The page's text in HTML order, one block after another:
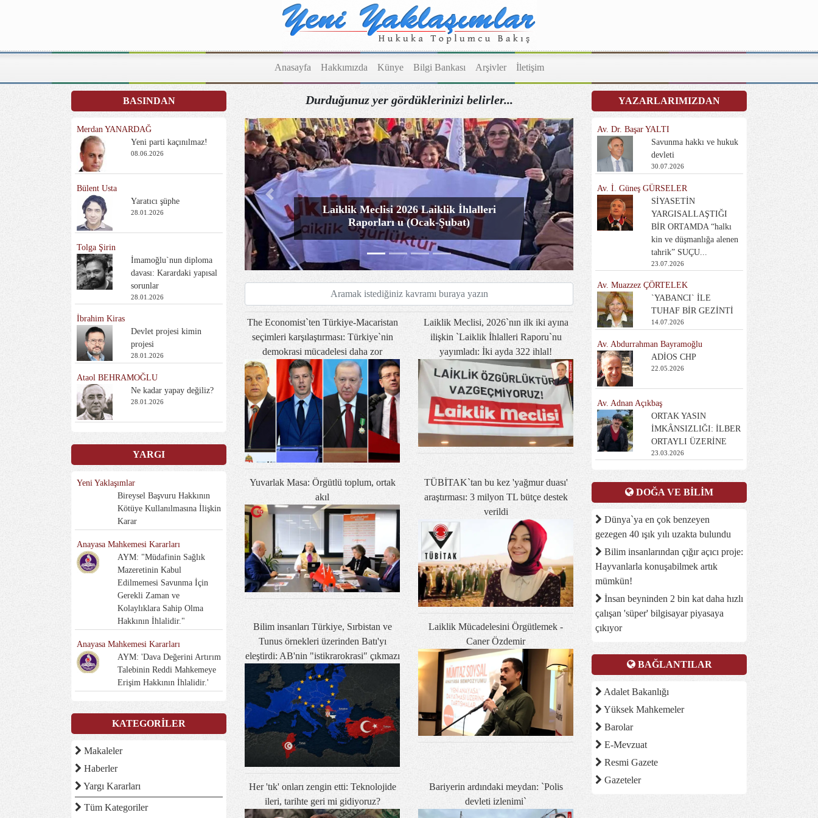
Anasayfa Hakkımızda Künye Bilgi Bankası Arşivler İletişim
BASINDAN
Merdan YANARDAĞ
Yeni parti kaçınılmaz!
08.06.2026
Bülent Usta
Yaratıcı şüphe
28.01.2026
Tolga Şirin
İmamoğlu`nun diploma
davası: Karardaki yapısal
sorunlar
28.01.2026
İbrahim Kiras
Devlet projesi kimin
projesi
28.01.2026
Ataol BEHRAMOĞLU
Ne kadar yapay değiliz?
28.01.2026
YARGI
Yeni Yaklaşımlar
Bireysel Başvuru Hakkının
Kötüye Kullanılmasına İlişkin
Karar
Anayasa Mahkemesi Kararları
AYM: "Müdafinin Sağlık
Mazeretinin Kabul
Edilmemesi Savunma İçin
Gerekli Zaman ve
Kolaylıklara Sahip Olma
Hakkının İhlalidir."
Anayasa Mahkemesi Kararları
AYM: 'Dava Değerini Artırım
Talebinin Reddi Mahkemeye
Erişim Hakkının İhlalidir.'
KATEGORİLER
Makaleler
Haberler
Yargı Kararları
Tüm Kategoriler
Durduğunuz yer gördüklerinizi belirler...
Laiklik Meclisi 2026 Laiklik İhlalleri
Raporları u (Ocak-Şubat)
Previous Next
The Economist`ten Türkiye-Macaristan
seçimleri karşılaştırması: Türkiye`nin
demokrasi mücadelesi daha zor
Laiklik Meclisi, 2026`nın ilk iki ayına
ilişkin `Laiklik İhlalleri Raporu`nu
yayımladı: İki ayda 322 ihlal!
Yuvarlak Masa: Örgütlü toplum, ortak
akıl
TÜBİTAK`tan bu kez 'yağmur duası'
araştırması: 3 milyon TL bütçe destek
verildi
Bilim insanları Türkiye, Sırbistan ve
Tunus örnekleri üzerinden Batı'yı
eleştirdi: AB'nin "istikrarokrasi" çıkmazı
Laiklik Mücadelesini Örgütlemek -
Caner Özdemir
Her 'tık' onları zengin etti: Teknolojide
ileri, tarihte geri mi gidiyoruz?
Bariyerin ardındaki meydan: `Polis
devleti izlenimi`
YAZARLARIMIZDAN
Av. Dr. Başar YALTI
Savunma hakkı ve hukuk
devleti
30.07.2026
Av. İ. Güneş GÜRSELER
SİYASETİN
YARGISALLAŞTIĞI
BİR ORTAMDA “halkı
kin ve düşmanlığa alenen
tahrik” SUÇU...
23.07.2026
Av. Muazzez ÇÖRTELEK
`YABANCI` İLE
TUHAF BİR GEZİNTİ
14.07.2026
Av. Abdurrahman Bayramoğlu
ADİOS CHP
22.05.2026
Av. Adnan Açıkbaş
ORTAK YASIN
İMKÂNSIZLIĞI: İLBER
ORTAYLI ÜZERİNE
23.03.2026
DOĞA VE BİLİM
Dünya`ya en çok benzeyen
gezegen 40 ışık yılı uzakta bulundu
Bilim insanlarından çığır açıcı proje:
Hayvanlarla konuşabilmek artık
mümkün!
İnsan beyninden 2 bin kat daha hızlı
çalışan 'süper' bilgisayar piyasaya
çıkıyor
BAĞLANTILAR
Adalet Bakanlığı
Yüksek Mahkemeler
Barolar
E-Mevzuat
Resmi Gazete
Gazeteler